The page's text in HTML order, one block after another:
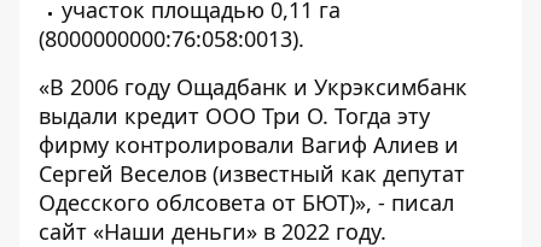
участок площадью 0,11 га
(8000000000:76:058:0013).
«В 2006 году Ощадбанк и Укрэксимбанк
выдали кредит ООО Три О. Тогда эту
фирму контролировали Вагиф Алиев и
Сергей Веселов (известный как депутат
Одесского облсовета от БЮТ)», - писал
сайт «Наши деньги» в 2022 году.